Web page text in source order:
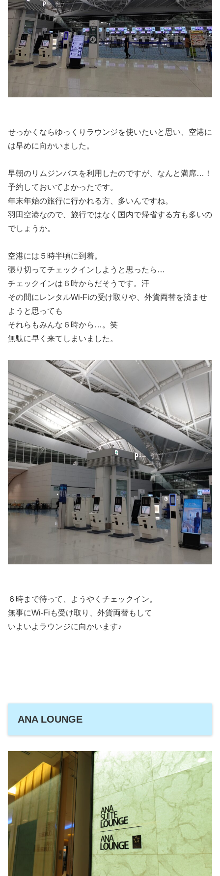
せっかくならゆっくりラウンジを使いたいと思い、空港に
は早めに向かいました。
早朝のリムジンバスを利用したのですが、なんと満席…！
予約しておいてよかったです。
年末年始の旅行に行かれる方、多いんですね。
羽田空港なので、旅行ではなく国内で帰省する方も多いの
でしょうか。
空港には５時半頃に到着。
張り切ってチェックインしようと思ったら…
チェックインは６時からだそうです。汗
その間にレンタルWi-Fiの受け取りや、外貨両替を済ませ
ようと思っても
それらもみんな６時から…。笑
無駄に早く来てしまいました。
６時まで待って、ようやくチェックイン。
無事にWi-Fiも受け取り、外貨両替もして
いよいよラウンジに向かいます♪
ANA LOUNGE